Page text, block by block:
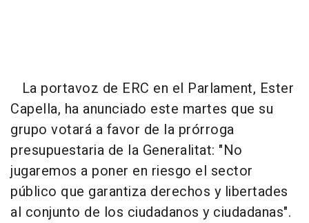
La portavoz de ERC en el Parlament, Ester
Capella, ha anunciado este martes que su
grupo votará a favor de la prórroga
presupuestaria de la Generalitat: "No
jugaremos a poner en riesgo el sector
público que garantiza derechos y libertades
al conjunto de los ciudadanos y ciudadanas".